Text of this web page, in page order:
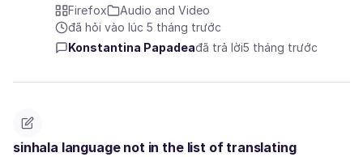
Firefox
Audio and Video
đã hỏi vào lúc 5 tháng trước
Konstantina Papadeađã trả lời5 tháng trước
sinhala language not in the list of translating